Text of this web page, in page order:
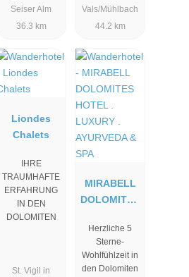
Seiser Alm
36.3 km
Vals/Mühlbach
44.2 km
Liondes
Chalets
IHRE
TRAUMHAFTE
ERFAHRUNG
IN DEN
DOLOMITEN
St. Vigil in
MIRABELL
DOLOMITES
LUXURY .
AYURVEDA
& SPA
Herzliche 5
Sterne-
Wohlfühlzeit in
den Dolomiten